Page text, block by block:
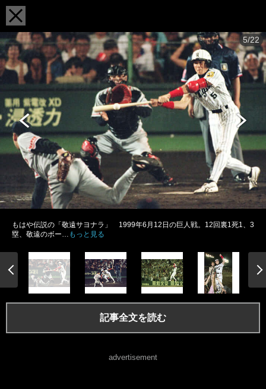
5/22
もはや伝説の「敬遠サヨナラ」 1999年6月12日の巨人戦。12回裏1死1、3
塁、敬遠のボー…
もっと見る
記事全文を読む
advertisement